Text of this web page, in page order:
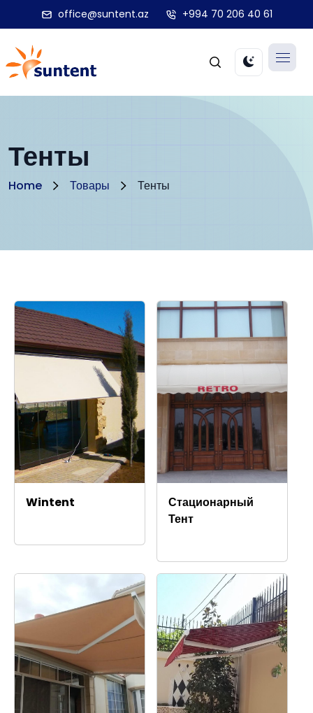
office@suntent.az +994 70 206 40 61
Тенты
Home Товары Тенты
Wintent
Стационарный
Тент